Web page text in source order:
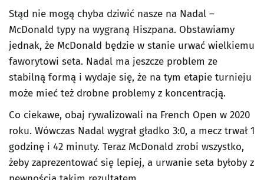
Stąd nie mogą chyba dziwić nasze na Nadal –
McDonald typy na wygraną Hiszpana. Obstawiamy
jednak, że McDonald będzie w stanie urwać wielkiemu
faworytowi seta. Nadal ma jeszcze problem ze
stabilną formą i wydaje się, że na tym etapie turnieju
może mieć też drobne problemy z koncentracją.
Co ciekawe, obaj rywalizowali na French Open w 2020
roku. Wówczas Nadal wygrał gładko 3:0, a mecz trwał 1
godzinę i 42 minuty. Teraz McDonald zrobi wszystko,
żeby zaprezentować się lepiej, a urwanie seta byłoby z